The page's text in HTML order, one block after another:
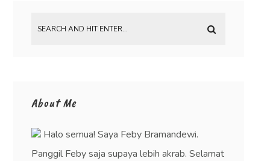
About Me
Halo semua! Saya Feby Bramandewi.
Panggil Feby saja supaya lebih akrab. Selamat